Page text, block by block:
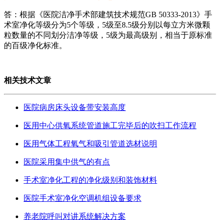
答：根据《医院洁净手术部建筑技术规范GB 50333-2013》手
术室净化等级分为5个等级，5级至8.5级分别以每立方米微颗
粒数量的不同划分洁净等级，5级为最高级别，相当于原标准
的百级净化标准。
相关技术文章
医院病房床头设备带安装高度
医用中心供氧系统管道施工完毕后的吹扫工作流程
医用气体工程氧气和吸引管道选材说明
医院采用集中供气的有点
手术室净化工程的净化级别和装饰材料
医院手术室净化空调机组设备要求
养老院呼叫对讲系统解决方案